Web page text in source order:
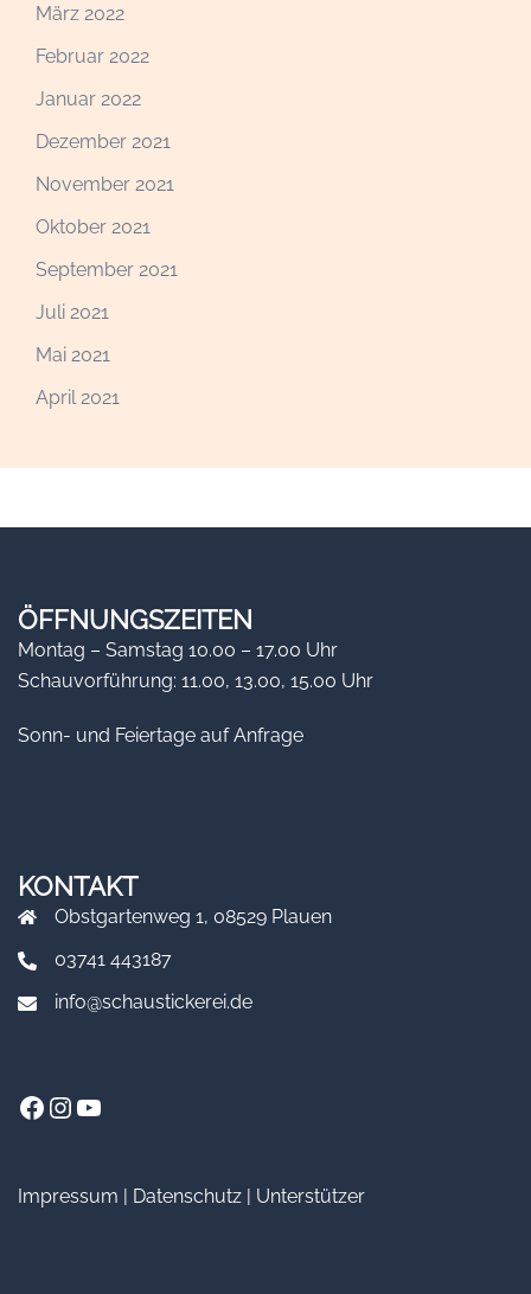
März 2022
Februar 2022
Januar 2022
Dezember 2021
November 2021
Oktober 2021
September 2021
Juli 2021
Mai 2021
April 2021
ÖFFNUNGSZEITEN
Montag – Samstag 10.00 – 17.00 Uhr
Schauvorführung: 11.00, 13.00, 15.00 Uhr
Sonn- und Feiertage auf Anfrage
KONTAKT
Obstgartenweg 1, 08529 Plauen
03741 443187
info@schaustickerei.de
Facebook
Instagram
YouTube
Impressum | Datenschutz | Unterstützer